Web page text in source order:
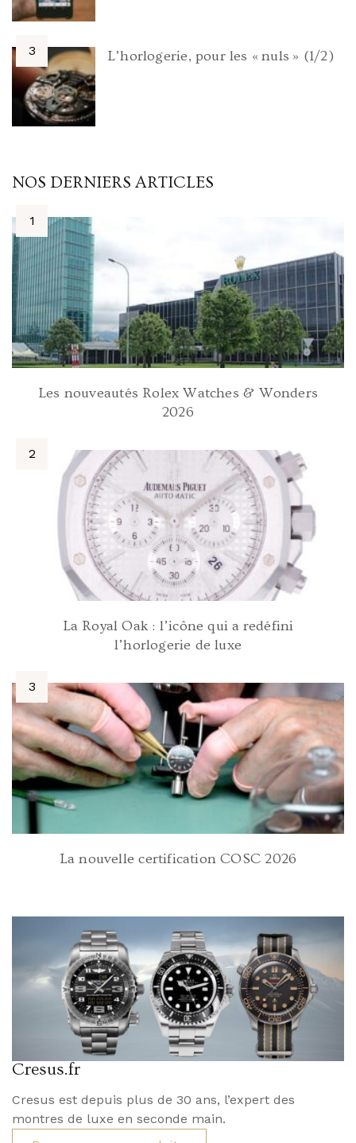
L’horlogerie, pour les « nuls » (1/2)
NOS DERNIERS ARTICLES
Les nouveautés Rolex Watches & Wonders
2026
La Royal Oak : l’icône qui a redéfini
l’horlogerie de luxe
La nouvelle certification COSC 2026
Cresus.fr
Cresus est depuis plus de 30 ans, l’expert des
montres de luxe en seconde main.